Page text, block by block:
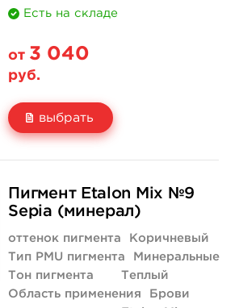
Есть на складе
от 3 040
руб.
выбрать
3 040 руб.
купить
Пигмент Etalon Mix №9
Sepia (минерал)
оттенок пигмента
Коричневый
Тип PMU пигмента
Минеральные
Тон пигмента
Теплый
Область применения
Брови